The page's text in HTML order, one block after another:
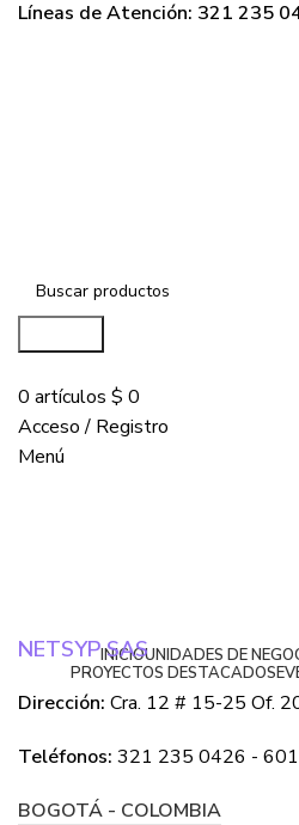
Líneas de Atención: 321 235
0 artículos $ 0
Acceso / Registro
Menú
INICIOUNIDADES DE
PROYECTOS DESTACADOS
NETSYP SAS
Dirección:Cra. 12 # 15-25 Of.
Teléfonos:321 235 0426 -
BOGOTÁ - COLOMBIA